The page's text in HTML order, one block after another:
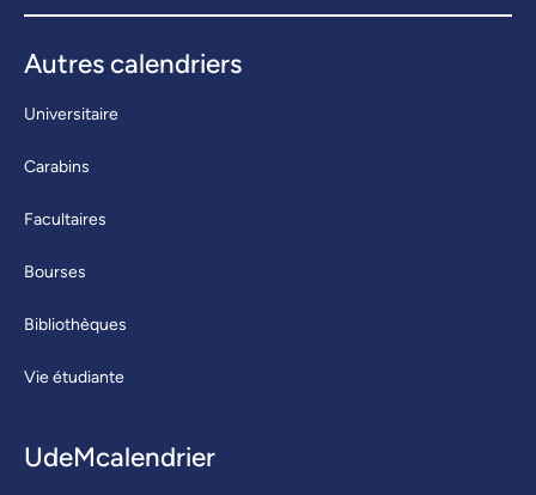
Autres calendriers
Universitaire
Carabins
Facultaires
Bourses
Bibliothèques
Vie étudiante
UdeMcalendrier